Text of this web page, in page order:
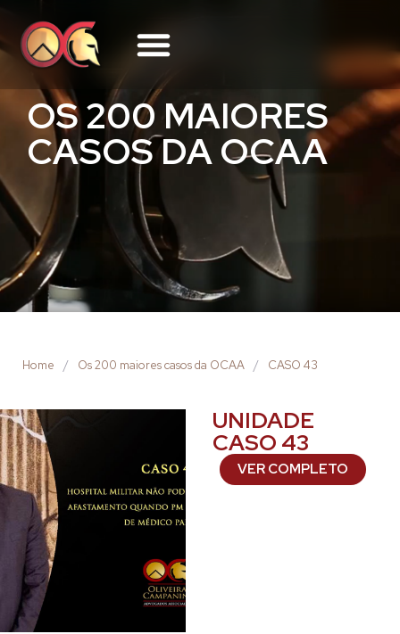
OS 200 MAIORES
CASOS DA OCAA
Home / Os 200 maiores casos da OCAA / CASO 43
UNIDADE
CASO 43
VER COMPLETO